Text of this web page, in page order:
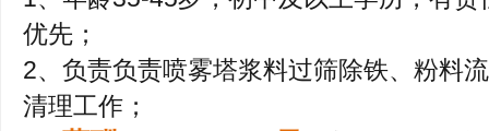
优先；
2、负责负责喷雾塔浆料过筛除铁、粉料
清理工作；